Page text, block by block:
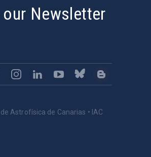
Newsletter
Astrofísica de Canarias • IAC